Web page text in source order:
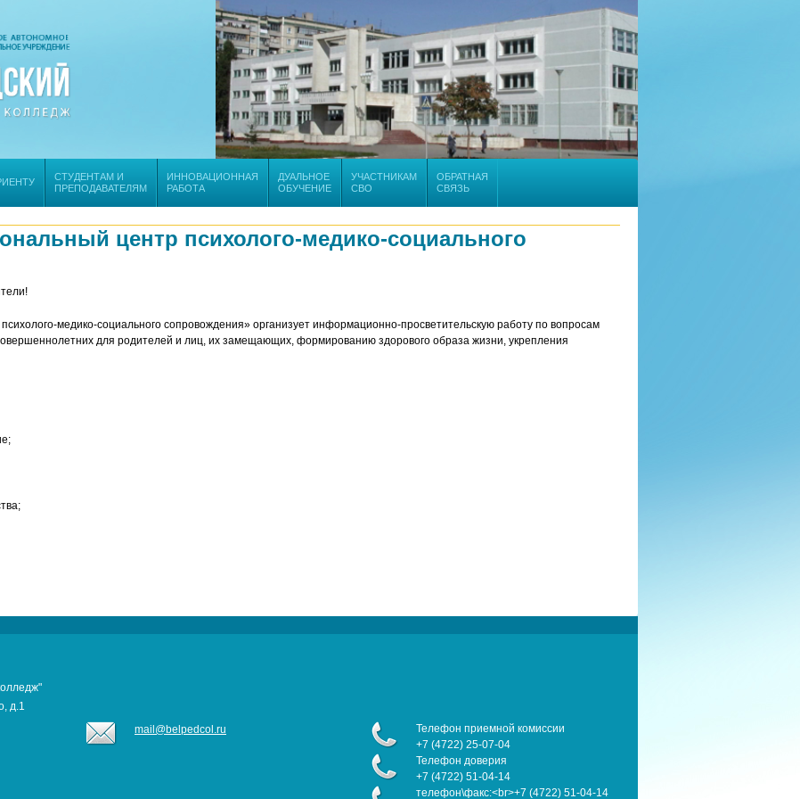
СТУДЕНТАМ И
ПРЕПОДАВАТЕЛЯМ
ИННОВАЦИОННАЯ
РАБОТА
ДУАЛЬНОЕ
ОБУЧЕНИЕ
УЧАСТНИКАМ
СВО
ОБРАТНАЯ
СВЯЗЬ
центр психолого-медико-социального
медико-социального сопровождения» организует информационно-просветительскую работу по вопросам
для родителей и лиц, их замещающих, формированию здорового образа жизни, укрепления
д.1
mail@belpedcol.ru
Телефон приемной комиссии
+7 (4722) 25-07-04
Телефон доверия
+7 (4722) 51-04-14
телефон\факс:<br>+7 (4722) 51-04-14